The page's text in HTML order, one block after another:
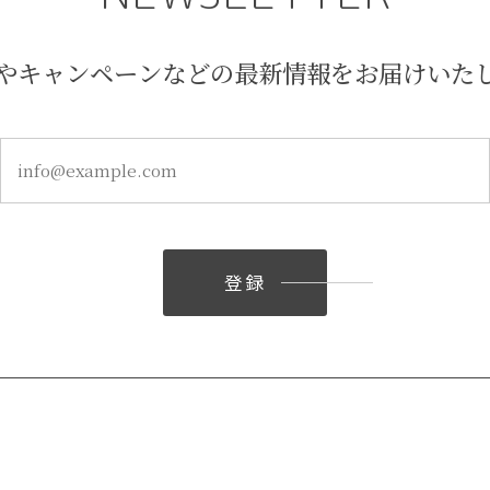
キャンペーンなどの最新情報をお届けいた
登録